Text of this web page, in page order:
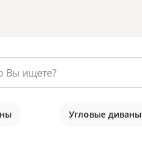
Угловые диваны